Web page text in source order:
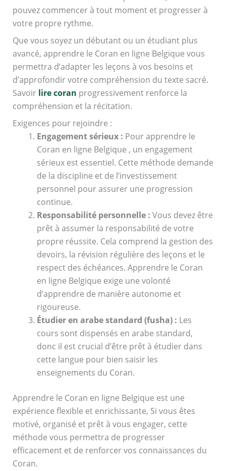
pouvez commencer à tout moment et progresser à
votre propre rythme.
Que vous soyez un débutant ou un étudiant plus
avancé, apprendre le Coran en ligne Belgique vous
permettra d’adapter les leçons à vos besoins et
d’approfondir votre compréhension du texte sacré.
Savoir lire coran progressivement renforce la
compréhension et la récitation.
Exigences pour rejoindre :
Engagement sérieux : Pour apprendre le
Coran en ligne Belgique , un engagement
sérieux est essentiel. Cette méthode demande
de la discipline et de l’investissement
personnel pour assurer une progression
continue.
Responsabilité personnelle : Vous devez être
prêt à assumer la responsabilité de votre
propre réussite. Cela comprend la gestion des
devoirs, la révision régulière des leçons et le
respect des échéances. Apprendre le Coran
en ligne Belgique exige une volonté
d’apprendre de manière autonome et
rigoureuse.
Étudier en arabe standard (fusha) : Les
cours sont dispensés en arabe standard,
donc il est crucial d’être prêt à étudier dans
cette langue pour bien saisir les
enseignements du Coran.
Apprendre le Coran en ligne Belgique est une
expérience flexible et enrichissante, Si vous êtes
motivé, organisé et prêt à vous engager, cette
méthode vous permettra de progresser
efficacement et de renforcer vos connaissances du
Coran.